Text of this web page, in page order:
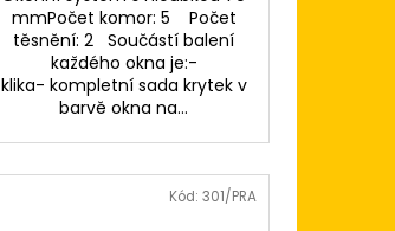
mmPočet komor: 5 Počet
těsnění: 2 Součástí balení
každého okna je:-
klika- kompletní sada krytek v
barvě okna na...
Kód: 301/PRA